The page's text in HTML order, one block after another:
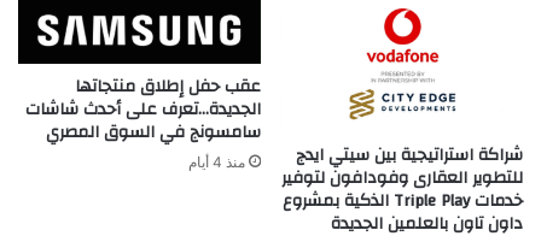
شراكة استراتيجية بين سيتي ايدج
للتطوير العقارى وفودافون لتوفير
خدمات Triple Play الذكية بمشروع
داون تاون بالعلمين الجديدة
عقب حفل إطلاق منتجاتها
الجديدة…تعرف على أحدث شاشات
سامسونج في السوق المصري
منذ 4 أيام